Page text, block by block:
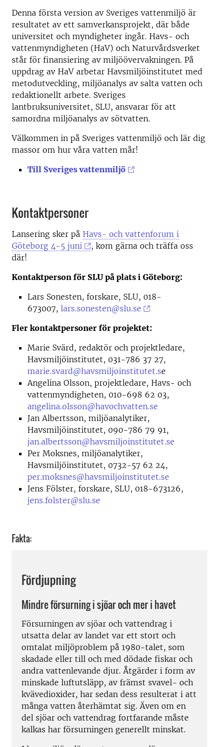
Denna första version av Sveriges vattenmiljö är
resultatet av ett samverkansprojekt, där både
universitet och myndigheter ingår. Havs- och
vattenmyndigheten (HaV) och Naturvårdsverket
står för finansiering av miljöövervakningen. På
uppdrag av HaV arbetar Havsmiljöinstitutet med
metodutveckling, miljöanalys av salta vatten och
redaktionellt arbete. Sveriges
lantbruksuniversitet, SLU, ansvarar för att
samordna miljöanalys av sötvatten.
Välkommen in på Sveriges vattenmiljö och lär dig
massor om hur våra vatten mår!
Till Sveriges vattenmiljö
Kontaktpersoner
Lansering sker på Havs- och vattenforum i
Göteborg 4-5 juni
, kom gärna och träffa oss
där!
Kontaktperson för SLU på plats i Göteborg:
Lars Sonesten, forskare, SLU, 018-
673007, lars.sonesten@slu.se
Fler kontaktpersoner för projektet:
Marie Svärd, redaktör och projektledare,
Havsmiljöinstitutet, 031-786 37 27,
marie.svard@havsmiljoinstitutet.se
Angelina Olsson, projektledare, Havs- och
vattenmyndigheten, 010-698 62 03,
angelina.olsson@havochvatten.se
Jan Albertsson, miljöanalytiker,
Havsmiljöinstitutet, 090-786 79 91,
jan.albertsson@havsmiljoinstitutet.se
Per Moksnes, miljöanalytiker,
Havsmiljöinstitutet, 0732-57 62 24,
per.moksnes@havsmiljoinstitutet.se
Jens Fölster, forskare, SLU, 018-673126,
jens.folster@slu.se
Fakta:
Fördjupning
Mindre försurning i sjöar och mer i havet
Försurningen av sjöar och vattendrag i
utsatta delar av landet var ett stort och
omtalat miljöproblem på 1980-talet, som
skadade eller till och med dödade fiskar och
andra vattenlevande djur. Åtgärder i form av
minskade luftutsläpp, av främst svavel- och
kvävedioxider, har sedan dess resulterat i att
många vatten återhämtat sig. Även om en
del sjöar och vattendrag fortfarande måste
kalkas har försurningen generellt minskat.